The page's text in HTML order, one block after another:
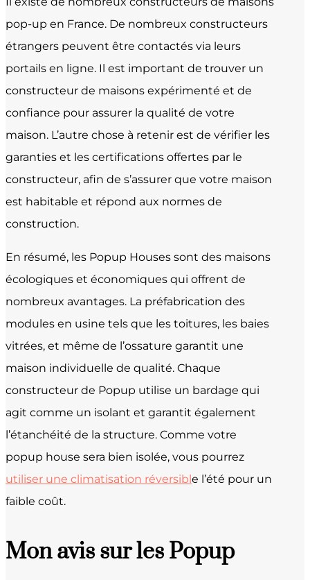
pop-up en France. De nombreux constructeurs
étrangers peuvent être contactés via leurs
portails en ligne. Il est important de trouver un
constructeur de maisons expérimenté et de
confiance pour assurer la qualité de votre
maison. L’autre chose à retenir est de vérifier les
garanties et les certifications offertes par le
constructeur, afin de s’assurer que votre maison
est habitable et répond aux normes de
construction.
En résumé, les Popup Houses sont des maisons
écologiques et économiques qui offrent de
nombreux avantages. La préfabrication des
modules en usine tels que les toitures, les baies
vitrées, et même de l’ossature garantit une
maison individuelle de qualité. Chaque
constructeur de Popup utilise un bardage qui
agit comme un isolant et garantit également
l’étanchéité de la structure. Comme votre
popup house sera bien isolée, vous pourrez
utiliser une climatisation réversibl e l’été pour un
faible coût.
Mon avis sur les Popup